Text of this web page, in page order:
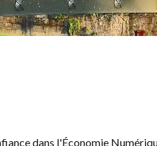
dans l'Économie